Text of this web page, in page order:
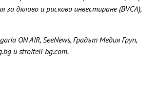
за дялово и рисково инвестиране (BVCA),
ON AIR, SeeNews, Градът Медия Груп,
и stroiteli-bg.com.